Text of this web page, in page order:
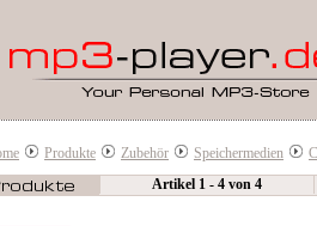
Produkte Zubehör Speichermedien
Artikel 1 - 4 von 4